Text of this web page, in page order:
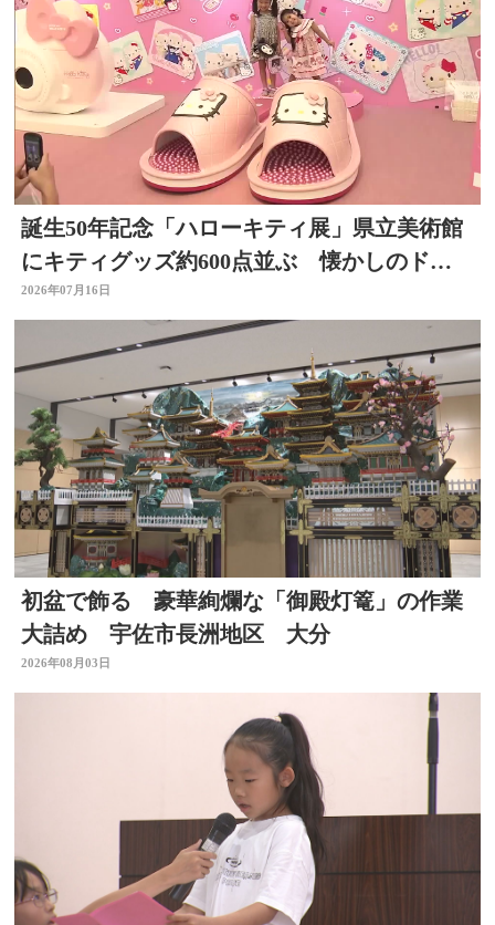
誕生50年記念「ハローキティ展」県立美術館
にキティグッズ約600点並ぶ 懐かしのドラ
イヤーなど 大分
2026年07月16日
初盆で飾る 豪華絢爛な「御殿灯篭」の作業
大詰め 宇佐市長洲地区 大分
2026年08月03日